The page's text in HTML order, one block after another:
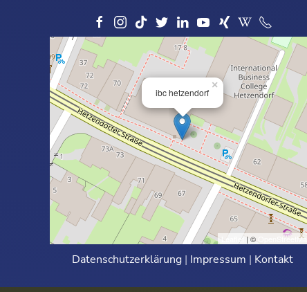
ibc hetzendorf
×
Leaflet | © OpenStreetMap
Datenschutzerklärung| Impressum | Kontakt